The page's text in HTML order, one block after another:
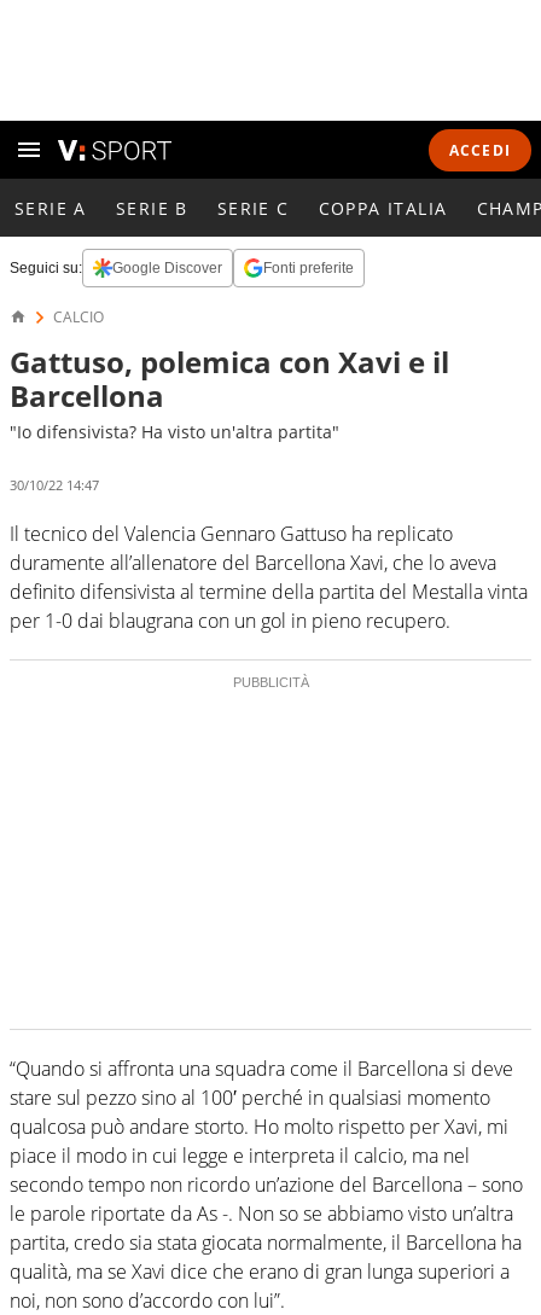
ACCEDI
SERIE A SERIE B SERIE C COPPA ITALIA
Seguici su: Google Discover Fonti preferite
CALCIO
Gattuso, polemica con Xavi e il
Barcellona
"Io difensivista? Ha visto un'altra partita"
30/10/22 14:47
Il tecnico del Valencia Gennaro Gattuso ha replicato
duramente all’allenatore del Barcellona Xavi, che lo aveva
definito difensivista al termine della partita del Mestalla vinta
per 1-0 dai blaugrana con un gol in pieno recupero.
“Quando si affronta una squadra come il Barcellona si deve
stare sul pezzo sino al 100′ perché in qualsiasi momento
qualcosa può andare storto. Ho molto rispetto per Xavi, mi
piace il modo in cui legge e interpreta il calcio, ma nel
secondo tempo non ricordo un’azione del Barcellona – sono
le parole riportate da As -. Non so se abbiamo visto un’altra
partita, credo sia stata giocata normalmente, il Barcellona ha
qualità, ma se Xavi dice che erano di gran lunga superiori a
noi, non sono d’accordo con lui”.